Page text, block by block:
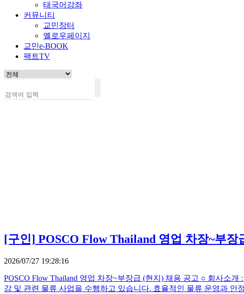
태국어강좌
커뮤니티
교민장터
옐로우페이지
교민e-BOOK
팩트TV
[구인] POSCO Flow Thailand 영업 차장~부장
2026/07/27 19:28:16
POSCO Flow Thailand 영업 차장~부장급 (현지) 채용 공고 ○ 회사소
강 및 관련 물류 사업을 수행하고 있습니다. 효율적인 물류 운영과 안